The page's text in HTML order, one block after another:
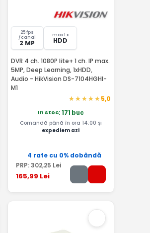
25 fps
/canal
2 MP
max 1 x
HDD
DVR 4 ch. 1080P lite+ 1 ch. IP max.
5MP, Deep Learning, 1xHDD,
Audio - HikVision DS-7104HGHI-
M1
5,0
In stoc: 171 buc
Comandă până în ora 14:00 și
expediem azi
4 rate cu 0% dobândă
PRP:302,25 Lei
165,99 Lei